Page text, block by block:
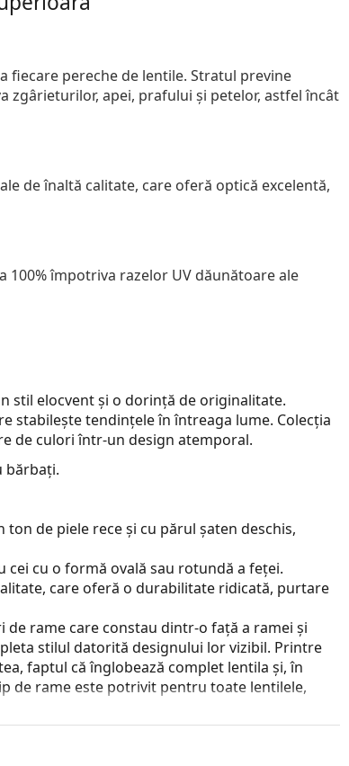
pereche de lentile. Stratul previne
apei, prafului și petelor, astfel încât
de înaltă calitate, care oferă optică excelentă,
împotriva razelor UV dăunătoare ale
stil elocvent și o dorință de originalitate.
stabilește tendințele în întreaga lume. Colecția
de culori într-un design atemporal.
bărbați.
de piele rece și cu părul șaten deschis,
cu o formă ovală sau rotundă a feței.
care oferă o durabilitate ridicată, purtare
rame care constau dintr-o față a ramei și
stilul datorită designului lor vizibil. Printre
faptul că înglobează complet lentila și, în
de rame este potrivit pentru toate lentilele,